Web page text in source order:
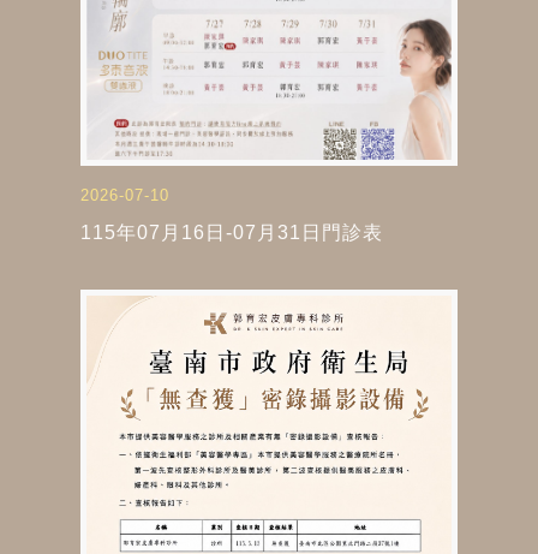
2026-07-10
115年07月16日-07月31日門診表